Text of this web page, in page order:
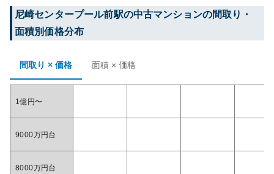
尼崎センタープール前駅の中古マンションの間取り・
面積別価格分布
間取り × 価格 面積 × 価格
1億円〜
9000万円台
8000万円台